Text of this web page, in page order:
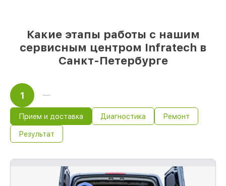
начинает работу сразу
Какие этапы работы с нашим
сервисным центром Infratech в
Санкт-Петербурге
1
Прием и доставка Диагностика Ремонт
Результат